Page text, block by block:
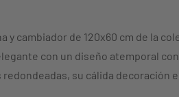
y cambiador de 120x60 cm de la
con un diseño atemporal
su cálida decoración